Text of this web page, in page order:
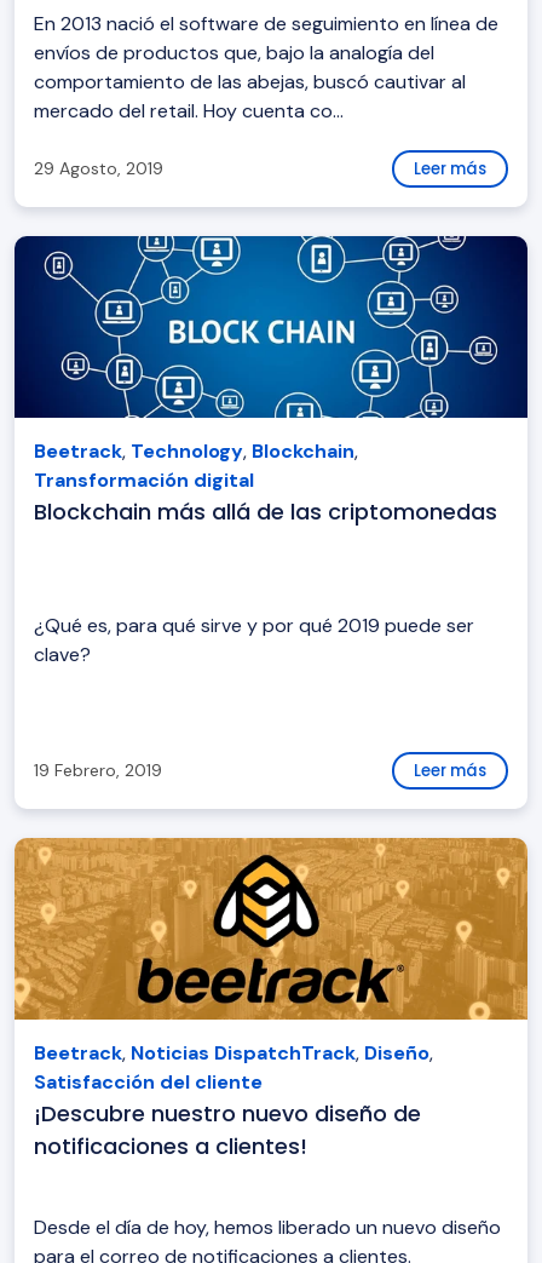
En 2013 nació el software de seguimiento en línea de
envíos de productos que, bajo la analogía del
comportamiento de las abejas, buscó cautivar al
mercado del retail. Hoy cuenta co...
29 Agosto, 2019 Leer más
Beetrack, Technology, Blockchain,
Transformación digital
Blockchain más allá de las criptomonedas
¿Qué es, para qué sirve y por qué 2019 puede ser
clave?
19 Febrero, 2019 Leer más
Beetrack, Noticias DispatchTrack, Diseño,
Satisfacción del cliente
¡Descubre nuestro nuevo diseño de
notificaciones a clientes!
Desde el día de hoy, hemos liberado un nuevo diseño
para el correo de notificaciones a clientes.